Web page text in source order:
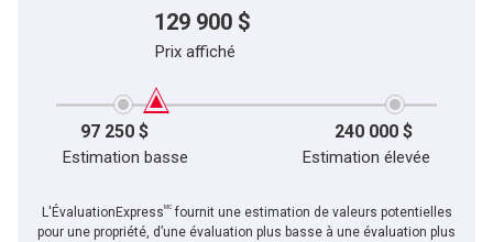
129 900 $
Prix affiché
97 250 $ 240 000 $
Estimation basse Estimation élevée
L'ÉvaluationExpressMCfournit une estimation de valeurs potentielles
pour une propriété, d’une évaluation plus basse à une évaluation plus